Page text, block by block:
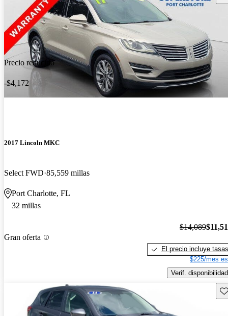
Precio reducido
-$4,172
2017 Lincoln MKC
Select FWD 85,559 millas
Port Charlotte, FL
32 millas
Gran oferta
$14,089
El precio incluye tasas
$225/mes
Verif. disponibilidad